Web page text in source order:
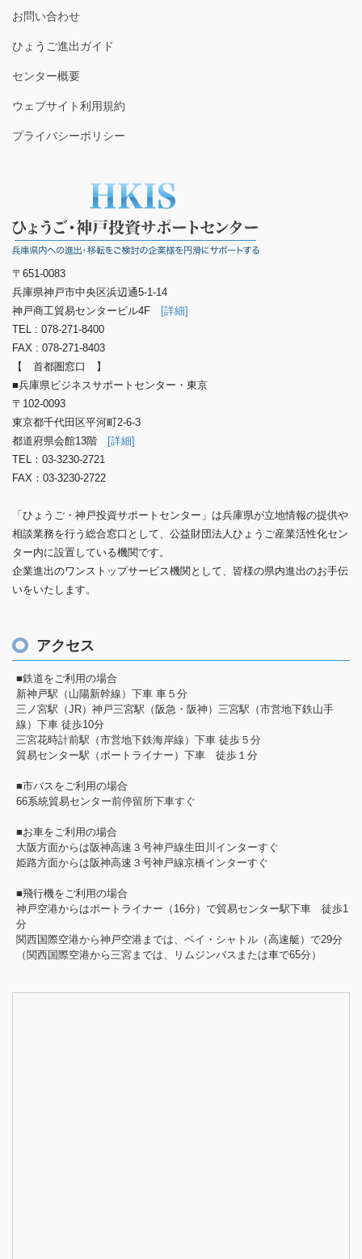
お問い合わせ
ひょうご進出ガイド
センター概要
ウェブサイト利用規約
プライバシーポリシー
〒651-0083
兵庫県神戸市中央区浜辺通5-1-14
神戸商工貿易センタービル4F
[詳細]
TEL : 078-271-8400
FAX : 078-271-8403
【 首都圏窓口 】
■兵庫県ビジネスサポートセンター・東京
〒102-0093
東京都千代田区平河町2-6-3
都道府県会館13階
[詳細]
TEL：03-3230-2721
FAX：03-3230-2722
「ひょうご・神戸投資サポートセンター」は兵庫県が立地情報の提供や
相談業務を行う総合窓口として、公益財団法人ひょうご産業活性化セン
ター内に設置している機関です。
企業進出のワンストップサービス機関として、皆様の県内進出のお手伝
いをいたします。
アクセス
■鉄道をご利用の場合
新神戸駅（山陽新幹線）下車 車５分
三ノ宮駅（JR）神戸三宮駅（阪急・阪神）三宮駅（市営地下鉄山手
線）下車 徒歩10分
三宮花時計前駅（市営地下鉄海岸線）下車 徒歩５分
貿易センター駅（ポートライナー）下車 徒歩１分
■市バスをご利用の場合
66系統貿易センター前停留所下車すぐ
■お車をご利用の場合
大阪方面からは阪神高速３号神戸線生田川インターすぐ
姫路方面からは阪神高速３号神戸線京橋インターすぐ
■飛行機をご利用の場合
神戸空港からはポートライナー（16分）で貿易センター駅下車 徒歩1
分
関西国際空港から神戸空港までは、ベイ・シャトル（高速艇）で29分
（関西国際空港から三宮までは、リムジンバスまたは車で65分）